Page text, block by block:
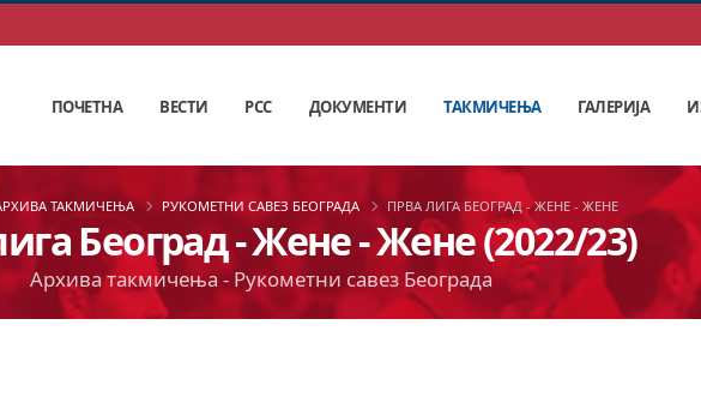
ПОЧЕТНА ВЕСТИ РСС ДОКУМЕНТИ ТАКМИЧЕЊА ГАЛЕРИЈА
Београд - Жене - Жене (2022/23)
Архива такмичења - Рукометни савез Београда
ТАКМИЧЕЊА РУКОМЕТНИ САВЕЗ БЕОГРАДА ПРВА ЛИГА БЕОГРАД - ЖЕНЕ - ЖЕНЕ